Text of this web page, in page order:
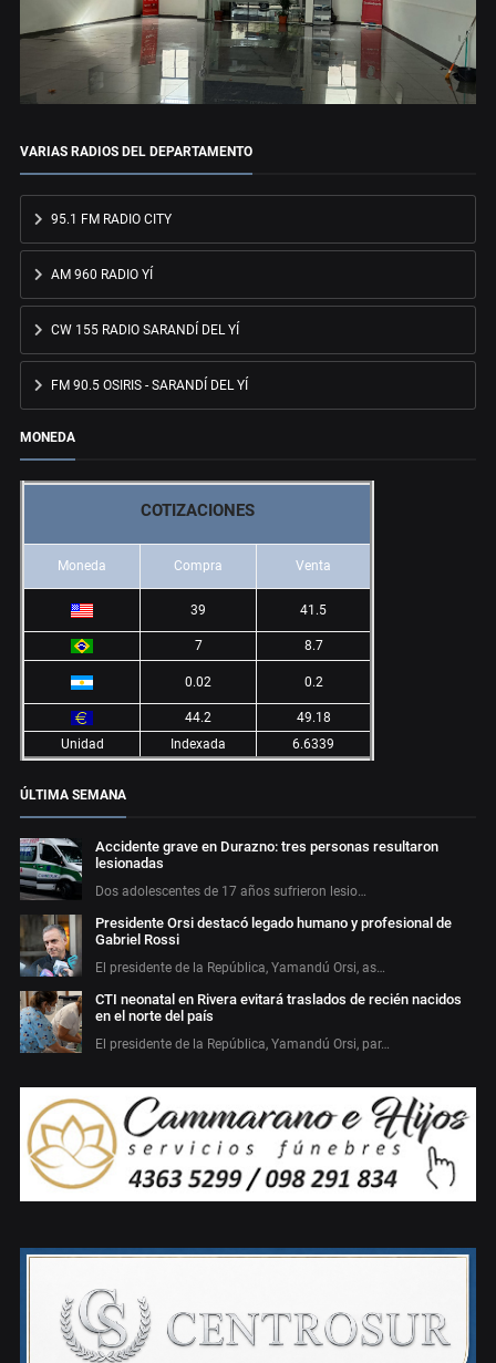
VARIAS RADIOS DEL DEPARTAMENTO
95.1 FM RADIO CITY
AM 960 RADIO YÍ
CW 155 RADIO SARANDÍ DEL YÍ
FM 90.5 OSIRIS - SARANDÍ DEL YÍ
MONEDA
COTIZACIONES
Moneda Compra Venta
39 41.5
7 8.7
0.02 0.2
44.2
49.18
Unidad
Indexada 6.6339
ÚLTIMA SEMANA
Accidente grave en Durazno: tres personas resultaron
lesionadas
Dos adolescentes de 17 años sufrieron lesio…
Presidente Orsi destacó legado humano y profesional de
Gabriel Rossi
El presidente de la República, Yamandú Orsi, as…
CTI neonatal en Rivera evitará traslados de recién nacidos
en el norte del país
El presidente de la República, Yamandú Orsi, par…